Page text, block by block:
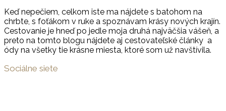
Keď nepečiem, celkom iste ma nájdete s batohom na
chrbte, s foťákom v ruke a spoznávam krásy nových krajín.
Cestovanie je hneď po jedle moja druhá najväčšia vášeň, a
preto na tomto blogu nájdete aj cestovateľské články a
ódy na všetky tie krásne miesta, ktoré som už navštívila.
Sociálne siete